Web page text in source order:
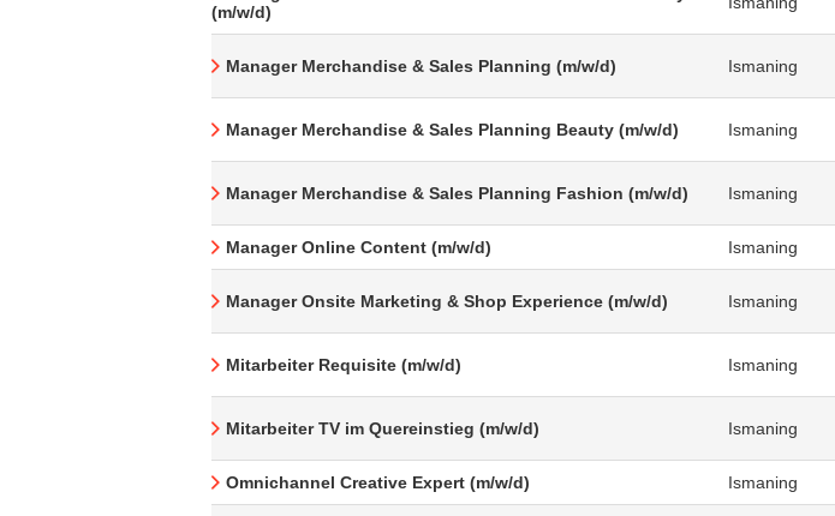
(m/w/d)
Manager Merchandise & Sales Planning (m/w/d) Ismaning
Manager Merchandise & Sales Planning Beauty (m/w/d) Ismaning
Manager Merchandise & Sales Planning Fashion (m/w/d) Ismaning
Manager Online Content (m/w/d) Ismaning
Manager Onsite Marketing & Shop Experience (m/w/d) Ismaning
Mitarbeiter Requisite (m/w/d) Ismaning
Mitarbeiter TV im Quereinstieg (m/w/d) Ismaning
Omnichannel Creative Expert (m/w/d) Ismaning